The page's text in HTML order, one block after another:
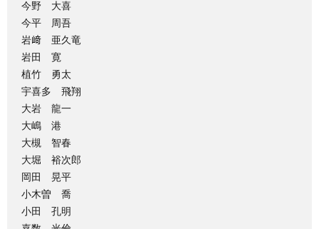
今野 大喜
今平 周吾
岩﨑 亜久竜
岩田 寛
植竹 勇太
宇喜多 飛翔
大岩 龍一
大嶋 港
大槻 智春
大堀 裕次郎
岡田 晃平
小木曽 喬
小田 孔明